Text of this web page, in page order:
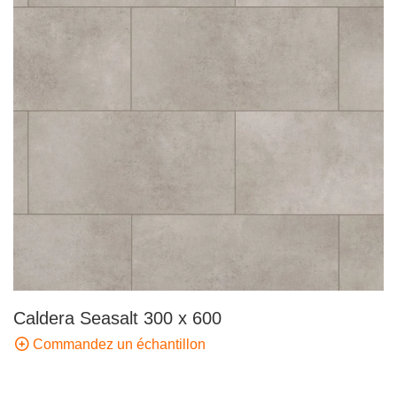
Caldera Seasalt 300 x 600
Commandez un échantillon